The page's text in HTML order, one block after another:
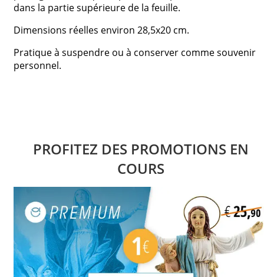
dans la partie supérieure de la feuille.
Dimensions réelles environ 28,5x20 cm.
Pratique à suspendre ou à conserver comme souvenir
personnel.
PROFITEZ DES PROMOTIONS EN
COURS